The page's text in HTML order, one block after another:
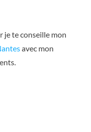
je te conseille mon
avec mon